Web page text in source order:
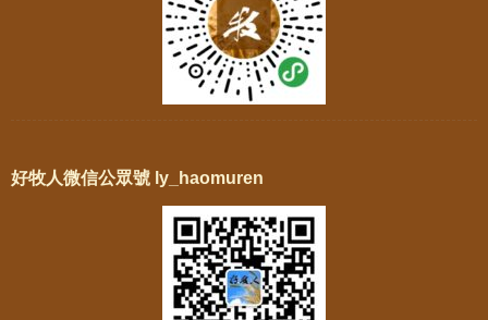
好牧人微信公眾號 ly_haomuren